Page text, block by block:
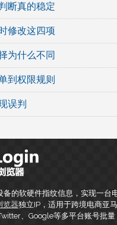
断真的稳定
修改这四项
为什么不同
到权限规则
误判
的软硬件指纹信息，实现一台
览器独立IP，适用于跨境电商亚马
、Google等多平台账号批量